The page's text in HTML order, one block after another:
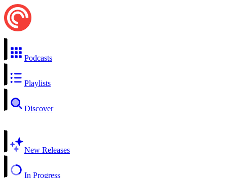
Podcasts
Playlists
Discover
New Releases
In Progress